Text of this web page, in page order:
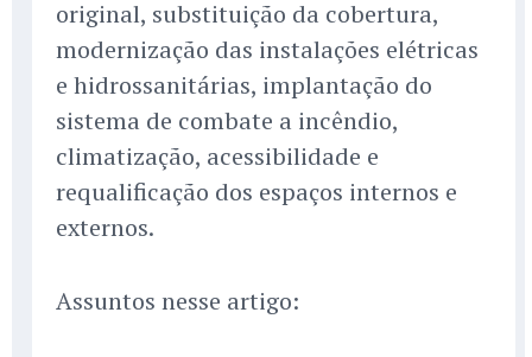
original, substituição da cobertura,
modernização das instalações elétricas
e hidrossanitárias, implantação do
sistema de combate a incêndio,
climatização, acessibilidade e
requalificação dos espaços internos e
externos.
Assuntos nesse artigo: